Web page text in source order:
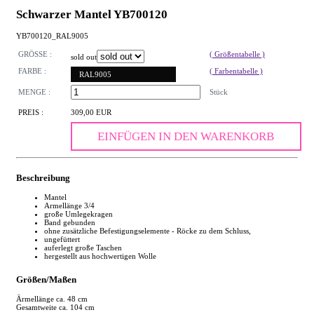
Schwarzer Mantel YB700120
YB700120_RAL9005
GRÖSSE : sold out
( Größentabelle )
FARBE :
RAL9005 ( Farbentabelle )
MENGE : Stück
PREIS : 309,00 EUR
EINFÜGEN IN DEN WARENKORB
Beschreibung
Mantel
Armellänge 3/4
große Umlegekragen
Band gebunden
ohne zusätzliche Befestigungselemente - Röcke zu dem Schluss,
ungefüttert
auferlegt große Taschen
hergestellt aus hochwertigen Wolle
Größen/Maßen
Ärmellänge ca. 48 cm
Gesamtweite ca. 104 cm